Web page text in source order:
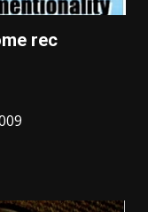
rec